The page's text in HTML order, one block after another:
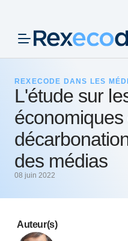
REXECODE DANS LES
L'étude sur
économiques
des médias
08 juin 2022
Auteur(s)